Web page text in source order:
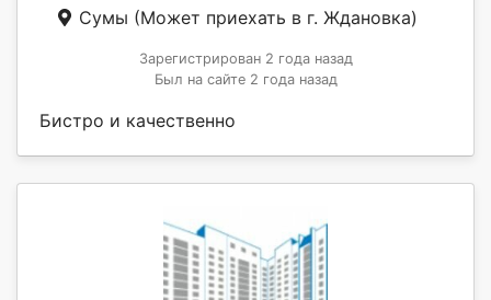
Сумы (Может приехать в г. Ждановка)
Зарегистрирован 2 года назад
Был на сайте 2 года назад
Бистро и качественно